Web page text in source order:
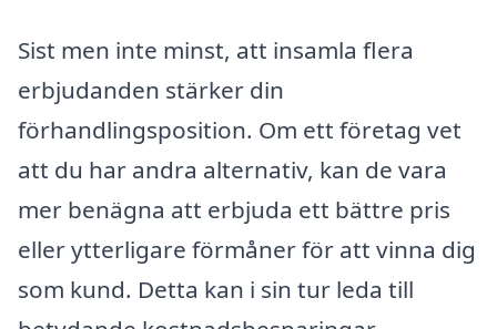
Sist men inte minst, att insamla flera
erbjudanden stärker din
förhandlingsposition. Om ett företag vet
att du har andra alternativ, kan de vara
mer benägna att erbjuda ett bättre pris
eller ytterligare förmåner för att vinna dig
som kund. Detta kan i sin tur leda till